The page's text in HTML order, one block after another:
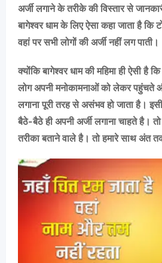
अर्जी लगाने के तरीके की विस्तार से
बागेश्वर धाम के लिए ऐसा कहा जाता है
वहां पर सभी लोगों की अर्जी नहीं लग पाती।
क्योंकि बागेश्वर धाम की महिमा ही ऐसी है
लोग अपनी मनोकामनाओं को लेकर पहुंचते
लगाना पूरी तरह से असंभव हो जाता है।
बैठे-बैठे ही अपनी अर्जी लगाना चाहते है।
तरीका बताने वाले है। तो हमारे साथ अंत